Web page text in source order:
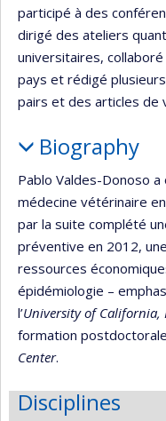
participé à des
dirigé des ateliers
universitaires,
pays et rédigé
pairs et des articles de
Biography
Pablo Valdes-Donoso
médecine vétérinaire
par la suite complété
préventive en 2012,
ressources
épidémiologie –
l’University of California,
formation
Center.
Disciplines